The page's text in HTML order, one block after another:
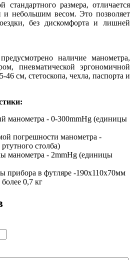
стандартного размера, отличается
и небольшим весом. Это позволяет
без дискомфорта и лишней
наличие манометра,
пневматической эргономичной
см, стетоскопа, чехла, паспорта и
манометра - 0-300mmHg (единицы
погрешности манометра -
столба)
манометра - 2mmHg (единицы
прибора в футляре -190x110x70мм
0,7 кг